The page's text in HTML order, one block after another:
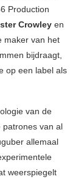
Production
Crowley en
maker van het
bijdraagt,
op een label als
van de
patrones van al
allemaal
weerspiegelt